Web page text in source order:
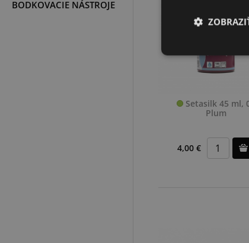
BODKOVACIE NÁSTROJE
Setasilk 45 ml,
Plum
4,00 €